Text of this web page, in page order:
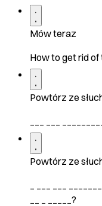
Mów teraz
How to get rid of
Powtórz ze
Powtórz ze
_ ___ ___
__ _ _____?